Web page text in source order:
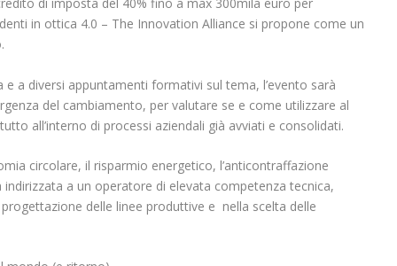
in ottica 4.0 – The Innovation Alliance si propone come un
a diversi appuntamenti formativi sul tema, l’evento sarà
del cambiamento, per valutare se e come utilizzare al
all’interno di processi aziendali già avviati e consolidati.
circolare, il risparmio energetico, l’anticontraffazione
a un operatore di elevata competenza tecnica,
delle linee produttive e nella scelta delle